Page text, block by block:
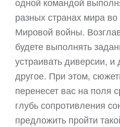
разных странах мира
Мировой войны.
будете выполнять
устраивать диверсии, и
другое. При этом,
перенесет вас на поля
глубь сопротивления
предложить пройти